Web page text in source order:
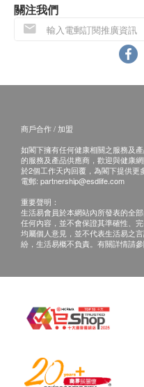
的NMN，確保產品可
靠。我們保護賴以生存
環保全素食營養成份，
主要成份
NMN、白藜蘆、PQQ
或過期退回，供應商有
3. 如有其他損壞或遺漏
正本，並於送貨後3個
網購
support@esdlife.com
關注我們
商戶合作 / 加盟
如閣下擁有任何健康相關之服務及
的服務及產品供應商，歡迎與健康
於2個工作天內回覆，為閣下提供更
電郵: partnership@esdlife.com
重要聲明：
生活易會員於本網站內所發表的全
任何內容，並不會保證其準確性、
均屬個人意見，並不代表生活易之
紛，生活易概不負責。有關詳情請參